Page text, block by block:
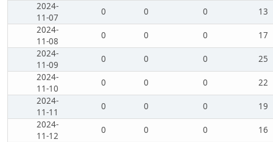
2024-
11-07
0 0 0
13
2024-
11-08
0 0 0
17
2024-
11-09
0 0 0
25
2024-
11-10
0 0 0
22
2024-
11-11
0 0 0
19
2024-
11-12
0 0 0
16